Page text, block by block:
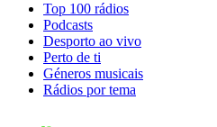
Top 100 rádios
Podcasts
Desporto ao vivo
Perto de ti
Géneros musicais
Rádios por tema